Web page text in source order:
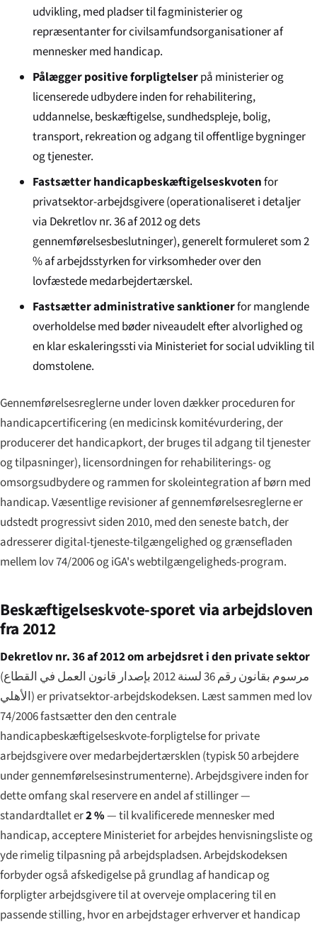
udvikling, med pladser til fagministerier og
repræsentanter for civilsamfundsorganisationer af
mennesker med handicap.
Pålægger positive forpligtelserpå ministerier og
licenserede udbydere inden for rehabilitering,
uddannelse, beskæftigelse, sundhedspleje, bolig,
transport, rekreation og adgang til offentlige bygninger
og tjenester.
Fastsætter handicapbeskæftigelseskvotenfor
privatsektor-arbejdsgivere (operationaliseret i detaljer
via Dekretlov nr. 36 af 2012 og dets
gennemførelsesbeslutninger), generelt formuleret som 2
% af arbejdsstyrken for virksomheder over den
lovfæstede medarbejdertærskel.
Fastsætter administrative sanktionerfor manglende
overholdelse med bøder niveaudelt efter alvorlighed og
en klar eskaleringssti via Ministeriet for social udvikling til
domstolene.
Gennemførelsesreglerne under loven dækker proceduren for
handicapcertificering (en medicinsk komitévurdering, der
producerer det handicapkort, der bruges til adgang til tjenester
og tilpasninger), licensordningen for rehabiliterings- og
omsorgsudbydere og rammen for skoleintegration af børn med
handicap. Væsentlige revisioner af gennemførelsesreglerne er
udstedt progressivt siden 2010, med den seneste batch, der
adresserer digital-tjeneste-tilgængelighed og grænsefladen
mellem lov 74/2006 og iGA's webtilgængeligheds-program.
Beskæftigelseskvote-sporet via arbejdsloven
fra 2012
Dekretlov nr. 36 af 2012 om arbejdsret i den private sektor
(مرسوم بقانون رقم 36 لسنة 2012 بإصدار قانون العمل في القطاع
الأهلي) er privatsektor-arbejdskodeksen. Læst sammen med lov
74/2006 fastsætter den den centrale
handicapbeskæftigelseskvote-forpligtelse for private
arbejdsgivere over medarbejdertærsklen (typisk 50 arbejdere
under gennemførelsesinstrumenterne). Arbejdsgivere inden for
dette omfang skal reservere en andel af stillinger —
standardtallet er2 %— til kvalificerede mennesker med
handicap, acceptere Ministeriet for arbejdes henvisningsliste og
yde rimelig tilpasning på arbejdspladsen. Arbejdskodeksen
forbyder også afskedigelse på grundlag af handicap og
forpligter arbejdsgivere til at overveje omplacering til en
passende stilling, hvor en arbejdstager erhverver et handicap